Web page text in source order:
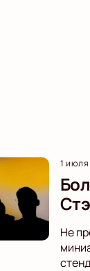
1 июля
Не